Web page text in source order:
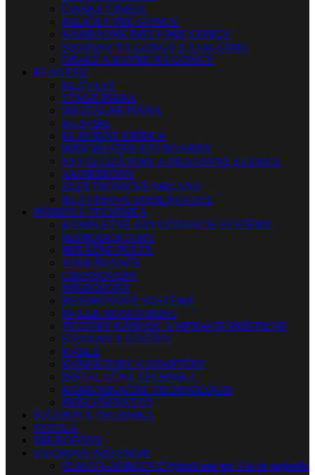
ČÍNSKE ČINELY
PALIČKY PRE GONGY
NÁHRADNÉ DIELY PRE GONGY
STOJANY NA GONGY A TAM-TAMY
OBALY A KUFRE NA GONGY
KLÁVESY
KLÁVESY
STAGE PIÁNA
DIGITÁLNE PIÁNA
KLAVÍRE
KLAVÍRNE KRÍDLA
MIDI MASTER KEYBOARDY
SYNTETIZÁTORY A PRACOVNÉ STANICE
AKORDEÓNY
ELEKTRONICKÉ ORGANY
KLÁVESOVÉ ZOSILŇOVAČE
PÓDIOVÁ TECHNIKA
KOMPLETNÉ OZVUČOVACIE SYSTÉMY
REPRODUKTORY
MIXÁŽNE PULTY
ZOSILŇOVAČE
CROSSOVERY
MIKROFÓNY
BEZDRÔTOVÉ SYSTÉMY
IN-EAR MONITORING
TESTERY KÁBLOV A MERACIE PRÍSTROJE
STOJANY A STATÍVY
KÁBLE
KONEKTORY A ADAPTÉRY
INŠTALAČNÁ TECHNIKA
KOMUNIKAČNÉ TECHNOLÓGIE
PRÍSLUŠENSTVO
ŠTÚDIOVÁ TECHNIKA
SVETLÁ
MIKROFÓNY
DYCHOVÉ NÁSTROJE
FLAUTY-ZOBCOVÉVybrali sme pre Vás tie najlepšie